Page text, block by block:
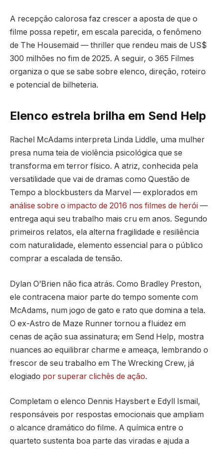
A recepção calorosa faz crescer a aposta de que o
filme possa repetir, em escala parecida, o fenômeno
de The Housemaid — thriller que rendeu mais de US$
300 milhões no fim de 2025. A seguir, o 365 Filmes
organiza o que se sabe sobre elenco, direção, roteiro
e potencial de bilheteria.
Elenco estrela brilha em Send Help
Rachel McAdams interpreta Linda Liddle, uma mulher
presa numa teia de violência psicológica que se
transforma em terror físico. A atriz, conhecida pela
versatilidade que vai de dramas como Questão de
Tempo a blockbusters da Marvel — explorados em
análise sobre o impacto de 2016 nos filmes de herói —
entrega aqui seu trabalho mais cru em anos. Segundo
primeiros relatos, ela alterna fragilidade e resiliência
com naturalidade, elemento essencial para o público
comprar a escalada de tensão.
Dylan O’Brien não fica atrás. Como Bradley Preston,
ele contracena maior parte do tempo somente com
McAdams, num jogo de gato e rato que domina a tela.
O ex-Astro de Maze Runner tornou a fluidez em
cenas de ação sua assinatura; em Send Help, mostra
nuances ao equilibrar charme e ameaça, lembrando o
frescor de seu trabalho em The Wrecking Crew, já
elogiado por superar clichês de ação.
Completam o elenco Dennis Haysbert e Edyll Ismail,
responsáveis por respostas emocionais que ampliam
o alcance dramático do filme. A química entre o
quarteto sustenta boa parte das viradas e ajuda a